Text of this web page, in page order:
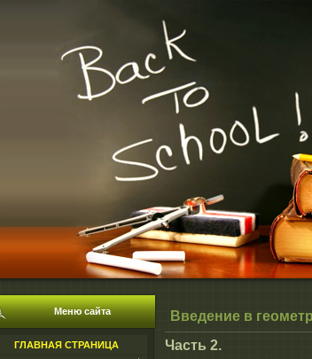
Меню сайта
ГЛАВНАЯ СТРАНИЦА
Введение в